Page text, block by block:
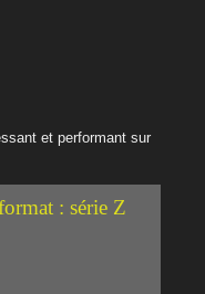
et performant sur
: série Z